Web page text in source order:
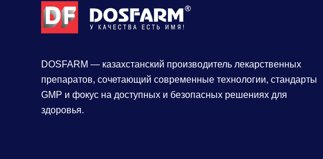
DOSFARM — казахстанский производитель лекарственных
препаратов, сочетающий современные технологии, стандарты
GMP и фокус на доступных и безопасных решениях для
здоровья.